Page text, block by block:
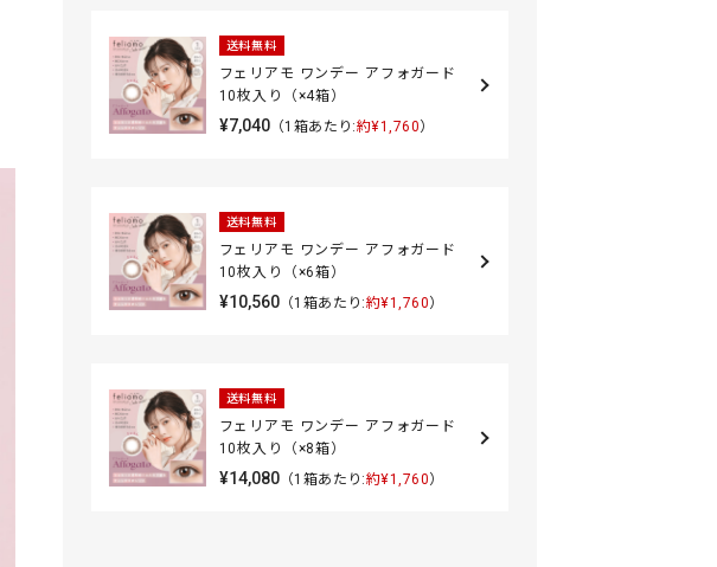
送料無料
フェリアモ ワンデー アフォガード
10枚入り（×4箱）
¥7,040（1箱あたり:約¥1,760）
送料無料
フェリアモ ワンデー アフォガード
10枚入り（×6箱）
¥10,560（1箱あたり:約¥1,760）
送料無料
フェリアモ ワンデー アフォガード
10枚入り（×8箱）
¥14,080（1箱あたり:約¥1,760）